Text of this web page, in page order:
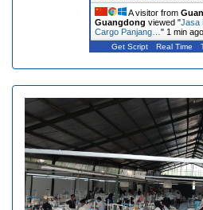
A visitor from
Guangdong viewed "Jasa
Cargo Panjang… " 1 min ago
Get Script Real Time